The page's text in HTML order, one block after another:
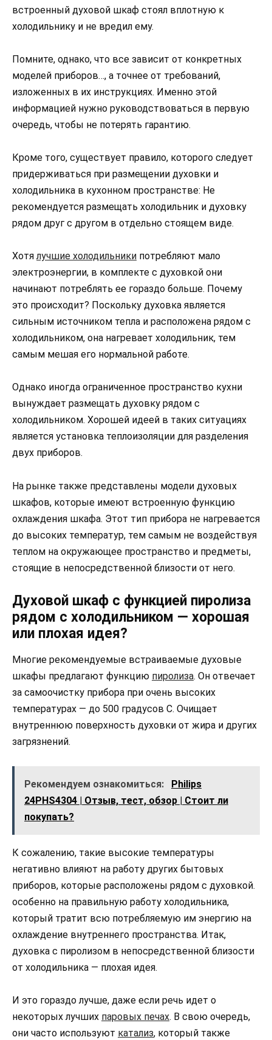
встроенный духовой шкаф стоял вплотную к
холодильнику и не вредил ему.
Помните, однако, что все зависит от конкретных
моделей приборов…, а точнее от требований,
изложенных в их инструкциях. Именно этой
информацией нужно руководствоваться в первую
очередь, чтобы не потерять гарантию.
Кроме того, существует правило, которого следует
придерживаться при размещении духовки и
холодильника в кухонном пространстве: Не
рекомендуется размещать холодильник и духовку
рядом друг с другом в отдельно стоящем виде.
Хотялучшие холодильники потребляют мало
электроэнергии, в комплекте с духовкой они
начинают потреблять ее гораздо больше. Почему
это происходит? Поскольку духовка является
сильным источником тепла и расположена рядом с
холодильником, она нагревает холодильник, тем
самым мешая его нормальной работе.
Однако иногда ограниченное пространство кухни
вынуждает размещать духовку рядом с
холодильником. Хорошей идеей в таких ситуациях
является установка теплоизоляции для разделения
двух приборов.
На рынке также представлены модели духовых
шкафов, которые имеют встроенную функцию
охлаждения шкафа. Этот тип прибора не нагревается
до высоких температур, тем самым не воздействуя
теплом на окружающее пространство и предметы,
стоящие в непосредственной близости от него.
Духовой шкаф с функцией пиролиза
рядом с холодильником — хорошая
или плохая идея?
Многие рекомендуемые встраиваемые духовые
шкафы предлагают функцию пиролиза. Он отвечает
за самоочистку прибора при очень высоких
температурах — до 500 градусов С. Очищает
внутреннюю поверхность духовки от жира и других
загрязнений.
Рекомендуем ознакомиться:
Philips
24PHS4304 | Отзыв, тест, обзор | Стоит ли
покупать?
К сожалению, такие высокие температуры
негативно влияют на работу других бытовых
приборов, которые расположены рядом с духовкой.
особенно на правильную работу холодильника,
который тратит всю потребляемую им энергию на
охлаждение внутреннего пространства. Итак,
духовка с пиролизом в непосредственной близости
от холодильника — плохая идея.
И это гораздо лучше, даже если речь идет о
некоторых лучших паровых печах. В свою очередь,
они часто используют катализ, который также